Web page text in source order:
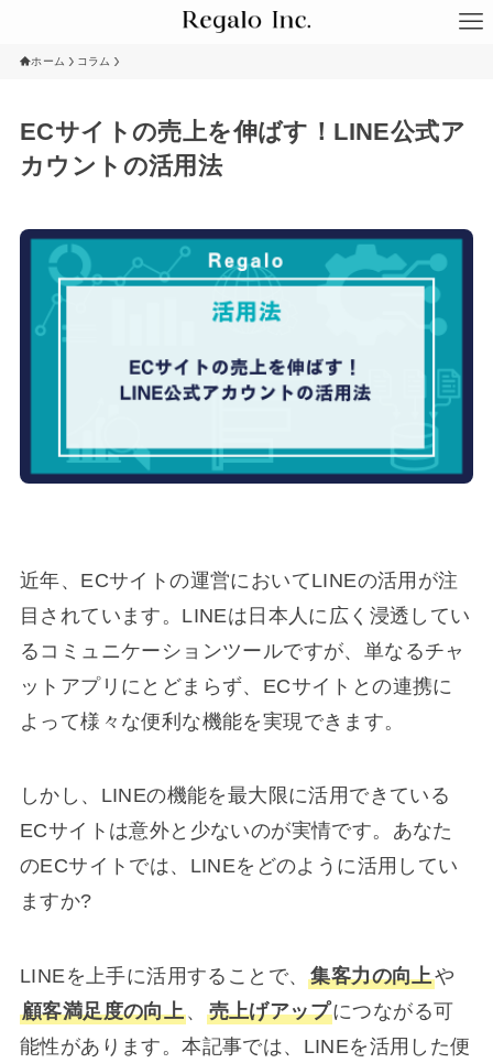
ホーム コラム
ECサイトの売上を伸ばす！LINE公式ア
カウントの活用法
近年、ECサイトの運営においてLINEの活用が注
目されています。LINEは日本人に広く浸透してい
るコミュニケーションツールですが、単なるチャ
ットアプリにとどまらず、ECサイトとの連携に
よって様々な便利な機能を実現できます。
しかし、LINEの機能を最大限に活用できている
ECサイトは意外と少ないのが実情です。あなた
のECサイトでは、LINEをどのように活用してい
ますか?
LINEを上手に活用することで、集客力の向上や
顧客満足度の向上、 売上げアップにつながる可
能性があります。本記事では、LINEを活用した便